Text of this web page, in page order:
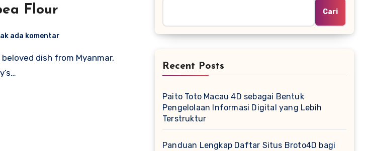
Flour
ada komentar
Cari
Recent Posts
Paito Toto Macau 4D sebagai Bentuk
Pengelolaan Informasi Digital yang Lebih
Terstruktur
Panduan Lengkap Daftar Situs Broto4D bagi